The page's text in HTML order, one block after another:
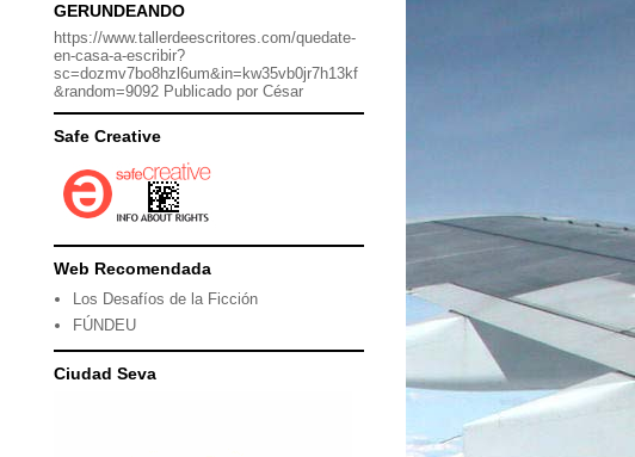
GERUNDEANDO
https://www.tallerdeescritores.com/quedate-
en-casa-a-escribir?
sc=dozmv7bo8hzl6um&in=kw35vb0jr7h13kf
&random=9092 Publicado por César
Safe Creative
Web Recomendada
Los Desafíos de la Ficción
FÚNDEU
Ciudad Seva